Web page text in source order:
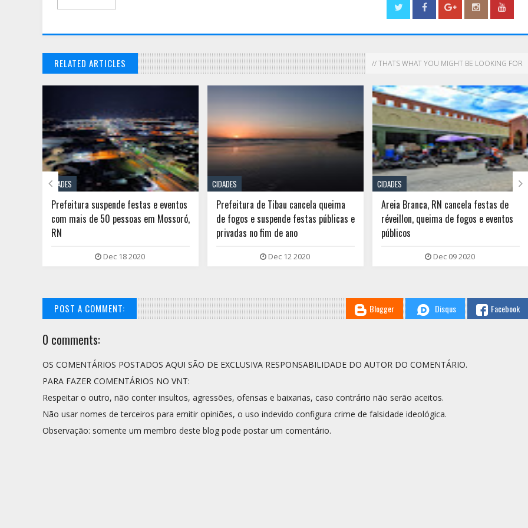
RELATED ARTICLES // THATS WHAT YOU MIGHT BE LOOKING FOR
CIDADES
Prefeitura suspende festas e eventos
com mais de 50 pessoas em Mossoró,
RN
Dec 18 2020
CIDADES
Prefeitura de Tibau cancela queima
de fogos e suspende festas públicas e
privadas no fim de ano
Dec 12 2020
CIDADES
Areia Branca, RN cancela festas de
réveillon, queima de fogos e eventos
públicos
Dec 09 2020
 
POST A COMMENT: Blogger Disqus Facebook
0 comments:
OS COMENTÁRIOS POSTADOS AQUI SÃO DE EXCLUSIVA RESPONSABILIDADE DO AUTOR DO COMENTÁRIO.
PARA FAZER COMENTÁRIOS NO VNT:
Respeitar o outro, não conter insultos, agressões, ofensas e baixarias, caso contrário não serão aceitos.
Não usar nomes de terceiros para emitir opiniões, o uso indevido configura crime de falsidade ideológica.
Observação: somente um membro deste blog pode postar um comentário.